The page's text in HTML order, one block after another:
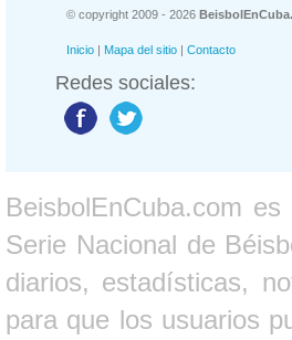
© copyright 2009 - 2026
Inicio | Mapa del sitio | Contacto
Redes sociales:
BeisbolEnCuba.com
Serie Nacional de
diarios, estadísticas,
para que los usuarios